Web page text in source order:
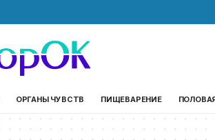
ОРГАНЫ ЧУВСТВ ПИЩЕВАРЕНИЕ